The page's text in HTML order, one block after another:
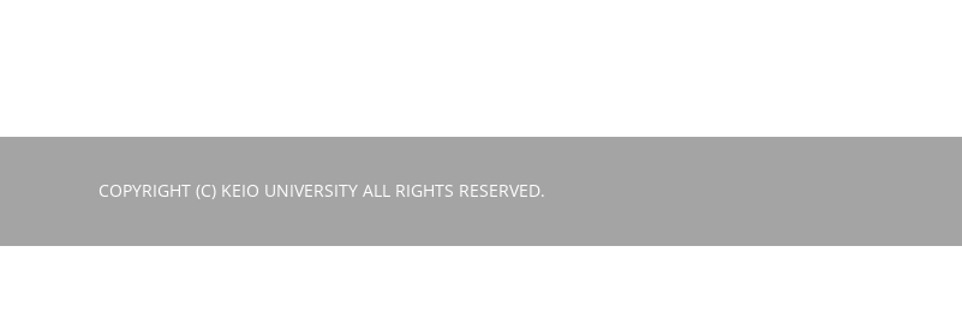
COPYRIGHT (C) KEIO UNIVERSITY ALL RIGHTS RESERVED.